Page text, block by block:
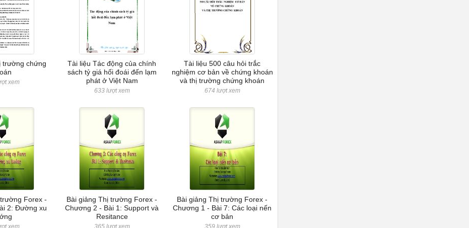
trường chứng
xem
Tài liệu Tác động của chính
sách tỷ giá hối đoái đến lạm
phát ở Việt Nam
633 lượt xem
Tài liệu 500 câu hỏi trắc
nghiệm cơ bản về chứng khoán
và thị trường chứng khoán
674 lượt xem
Forex -
2: Đường xu
xem
Bài giảng Thị trường Forex -
Chương 2 - Bài 1: Support và
Resitance
365 lượt xem
Bài giảng Thị trường Forex -
Chương 1 - Bài 7: Các loại nến
cơ bản
359 lượt xem